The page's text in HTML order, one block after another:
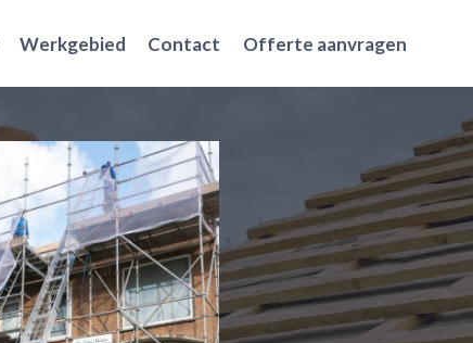
Werkgebied Contact Offerte aanvragen